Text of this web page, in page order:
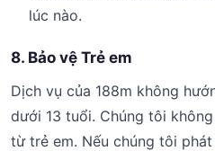
lúc nào.
8. Bảo vệ Trẻ em
Dịch vụ của 188m không
dưới 13 tuổi. Chúng tôi
từ trẻ em. Nếu chúng tôi